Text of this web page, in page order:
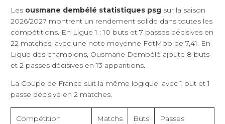
Les ousmane dembélé statistiques psg sur la saison
2026/2027 montrent un rendement solide dans toutes les
compétitions. En Ligue 1 : 10 buts et 7 passes décisives en
22 matches, avec une note moyenne FotMob de 7,41. En
Ligue des champions, Ousmane Dembélé ajoute 8 buts
et 2 passes décisives en 13 apparitions.
La Coupe de France suit la même logique, avec 1 but et 1
passe décisive en 2 matches.
Compétition Matchs Buts
Passes